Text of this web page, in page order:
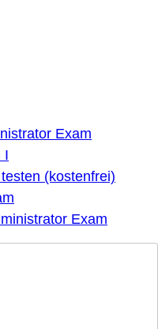
Exam
I
(kostenfrei)
Exam